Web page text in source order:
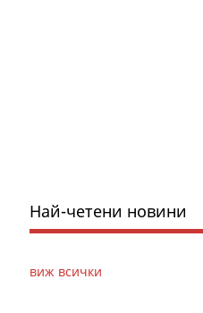
Най-четени новини
виж всички